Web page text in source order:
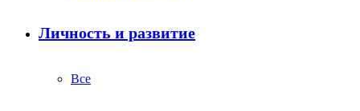
Личность и развитие
Все